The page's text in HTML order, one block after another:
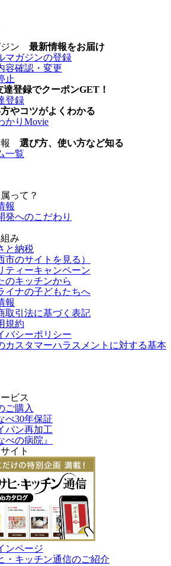
ジン 最新情報をお届け
マガジンの登録
容確認・変更
止
達登録でクーポンGET！
登録
やコツがよくわかる
かりMovie
報 選び方、使い方など知る
一覧
って？
報
発へのこだわり
み
と納税
市のサイトを見る ）
ティーキャンペーン
のキッチンから
イナの子どもたちへ
報
取引法に基づく表記
規約
バシーポリシー
カスタマーハラスメントに対する基本
ビス
ご購入
べ30年保証
パン再加工
べの病院』
イト
ンページ
・キッチン通信のご紹介